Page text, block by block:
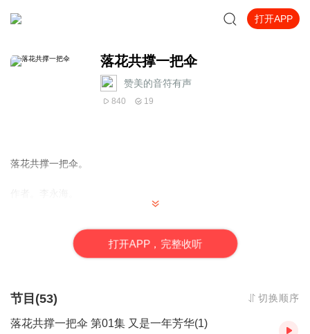
打开APP
落花共撑一把伞
赞美的音符有声
840 19
落花共撑一把伞。
“沾衣欲湿杏花雨，吹面不寒杨柳风”。文学对于我来说，就像是
那一年，我刚满十八岁，入伍来到千里之外的济南军区某坦克
华，理想和愿望变得五彩缤纷。生命里有了当兵的历史，一辈子都
打开APP，完整收听
节目(53) 切换顺序
落花共撑一把伞 第01集 又是一年芳华(1)